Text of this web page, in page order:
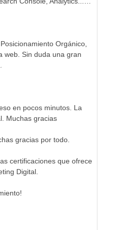
Orgánico,
web. Sin duda una gran
en pocos minutos. La
Muchas gracias
gracias por todo.
certificaciones que ofrece
Digital.